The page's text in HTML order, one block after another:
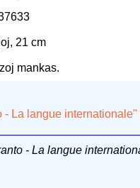
21 cm
mankas.
- La langue
- La langue